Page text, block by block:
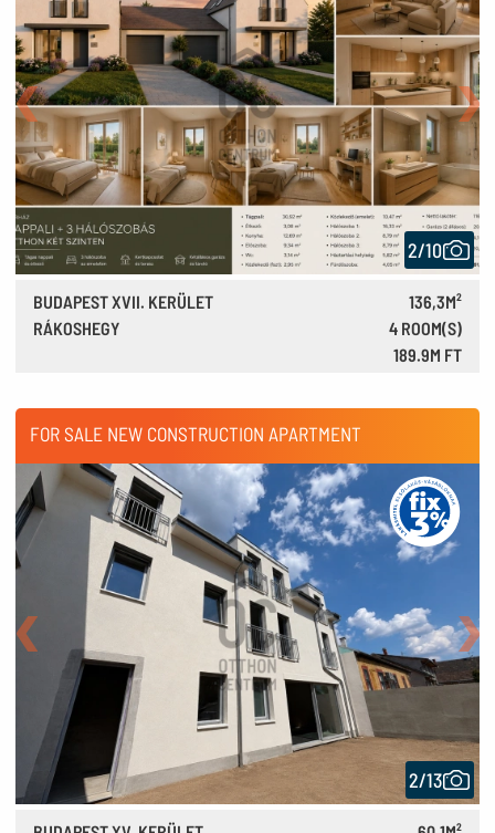
Back
2/10
BUDAPEST XVII. KERÜLET
136,3M²
RÁKOSHEGY
4 ROOM(S)
189.9M FT
FOR SALE NEW CONSTRUCTION APARTMENT
Back
2/13